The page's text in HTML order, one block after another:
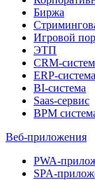
Биржа
Игровой
ЭТП
CRM-
ERP-система
BI-система
Saas-сервис
BPM
Веб-приложения
PWA-
SPA-